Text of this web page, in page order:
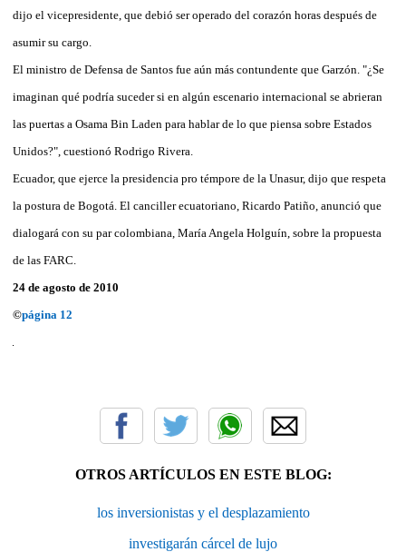
dijo el vicepresidente, que debió ser operado del corazón horas después de
asumir su cargo.
El ministro de Defensa de Santos fue aún más contundente que Garzón. "¿Se
imaginan qué podría suceder si en algún escenario internacional se abrieran
las puertas a Osama Bin Laden para hablar de lo que piensa sobre Estados
Unidos?", cuestionó Rodrigo Rivera.
Ecuador, que ejerce la presidencia pro témpore de la Unasur, dijo que respeta
la postura de Bogotá. El canciller ecuatoriano, Ricardo Patiño, anunció que
dialogará con su par colombiana, María Angela Holguín, sobre la propuesta
de las FARC.
24 de agosto de 2010
©página 12
OTROS ARTÍCULOS EN ESTE BLOG:
los inversionistas y el desplazamiento
investigarán cárcel de lujo